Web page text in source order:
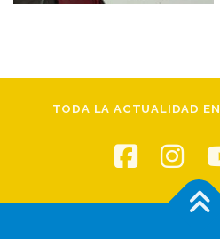
TODA LA ACTUALIDAD